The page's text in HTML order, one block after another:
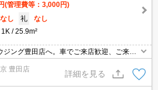
(管理費等：3,000円)
なし 礼
なし
1K 25.9m²
ジング豊田店へ。車でご来店歓迎、ご来店
豊田店
詳細を見る